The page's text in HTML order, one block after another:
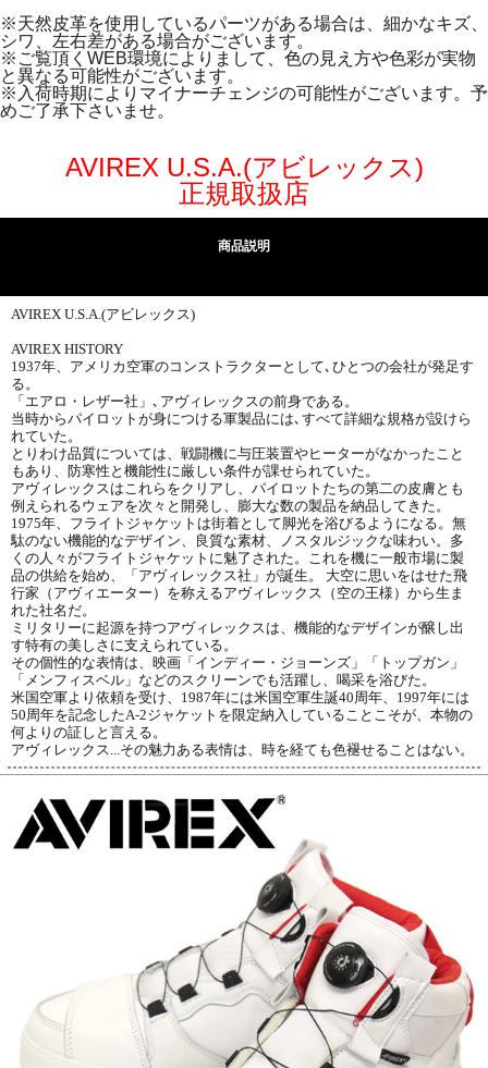
※天然皮革を使用しているパーツがある場合は、細かなキズ、
シワ、左右差がある場合がございます。
※ご覧頂くWEB環境によりまして、色の見え方や色彩が実物
と異なる可能性がございます。
※入荷時期によりマイナーチェンジの可能性がございます。予
めご了承下さいませ。
AVIREX U.S.A.(アビレックス)
正規取扱店
商品説明
AVIREX U.S.A.(アビレックス)
AVIREX HISTORY
1937年、アメリカ空軍のコンストラクターとして､ひとつの会社が発足す
る。
「エアロ・レザー社」､アヴィレックスの前身である。
当時からパイロットが身につける軍製品には､すべて詳細な規格が設けら
れていた。
とりわけ品質については、戦闘機に与圧装置やヒーターがなかったこと
もあり、防寒性と機能性に厳しい条件が課せられていた。
アヴィレックスはこれらをクリアし、パイロットたちの第二の皮膚とも
例えられるウェアを次々と開発し、膨大な数の製品を納品してきた。
1975年、フライトジャケットは街着として脚光を浴びるようになる。無
駄のない機能的なデザイン、良質な素材、ノスタルジックな味わい。多
くの人々がフライトジャケットに魅了された。これを機に一般市場に製
品の供給を始め、「アヴィレックス社」が誕生。 大空に思いをはせた飛
行家（アヴィエーター）を称えるアヴィレックス（空の王様）から生ま
れた社名だ。
ミリタリーに起源を持つアヴィレックスは、機能的なデザインが醸し出
す特有の美しさに支えられている。
その個性的な表情は、映画「インディー・ジョーンズ」「トップガン」
「メンフィスベル」などのスクリーンでも活躍し、喝采を浴びた。
米国空軍より依頼を受け、1987年には米国空軍生誕40周年、1997年には
50周年を記念したA-2ジャケットを限定納入していることこそが、本物の
何よりの証しと言える。
アヴィレックス...その魅力ある表情は、時を経ても色褪せることはない。